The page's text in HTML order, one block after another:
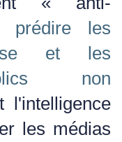
prédire les
et les
non
les médias